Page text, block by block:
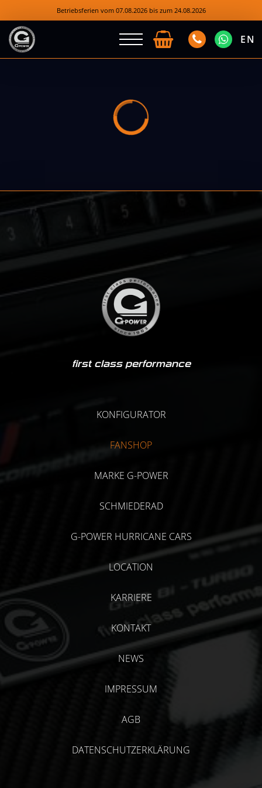
Betriebsferien vom 07.08.2026 bis zum 24.08.2026
EN
first class performance
KONFIGURATOR
FANSHOP
MARKE G-POWER
SCHMIEDERAD
G-POWER HURRICANE CARS
LOCATION
KARRIERE
KONTAKT
NEWS
IMPRESSUM
AGB
DATENSCHUTZERKLÄRUNG